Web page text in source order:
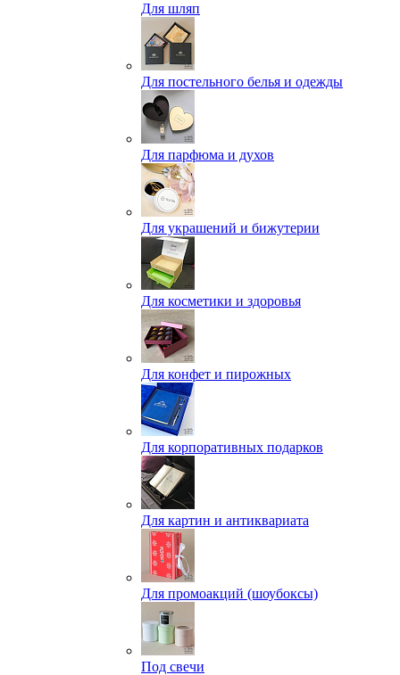
Для шляп
Для постельного белья и одежды
Для парфюма и духов
Для украшений и бижутерии
Для косметики и здоровья
Для конфет и пирожных
Для корпоративных подарков
Для картин и антиквариата
Для промоакций (шоубоксы)
Под свечи